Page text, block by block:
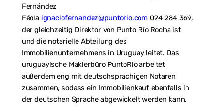
Fernández
Féola ignaciofernandez@puntorio.com 094 284 369,
der gleichzeitig Direktor von Punto Río Rocha ist
und die notarielle Abteilung des
Immobilienunternehmens in Uruguay leitet. Das
uruguayische Maklerbüro PuntoRio arbeitet
außerdem eng mit deutschsprachigen Notaren
zusammen, sodass ein Immobilienkauf ebenfalls in
der deutschen Sprache abgewickelt werden kann.